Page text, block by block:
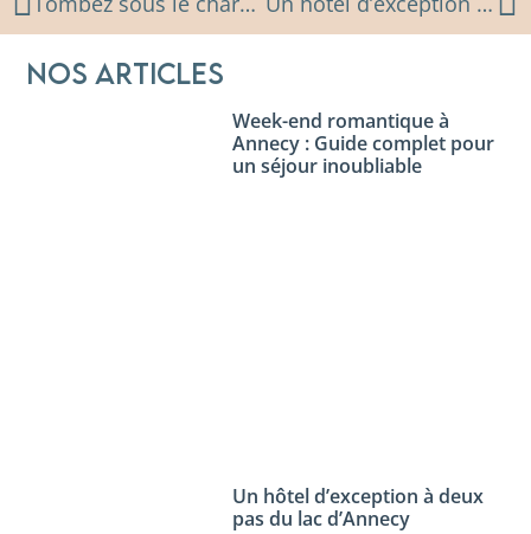
Nos articles
Week-end romantique à
Annecy : Guide complet pour
un séjour inoubliable
Un hôtel d’exception à deux
pas du lac d’Annecy